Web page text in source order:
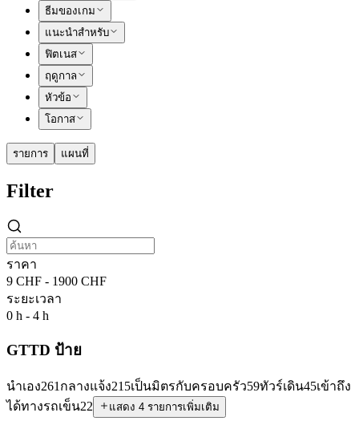
ธีมของเกม
แนะนำสำหรับ
ฟิตเนส
ฤดูกาล
หัวข้อ
โอกาส
รายการ แผนที่
Filter
ราคา
9 CHF - 1900 CHF
ระยะเวลา
0 h - 4 h
GTTD ป้าย
นำเอง261 กลางแจ้ง215เป็นมิตรกับครอบครัว59ทัวร์เดิน45เข้าถึง
ได้ทางรถเข็น22 แสดง 4 รายการเพิ่มเติม